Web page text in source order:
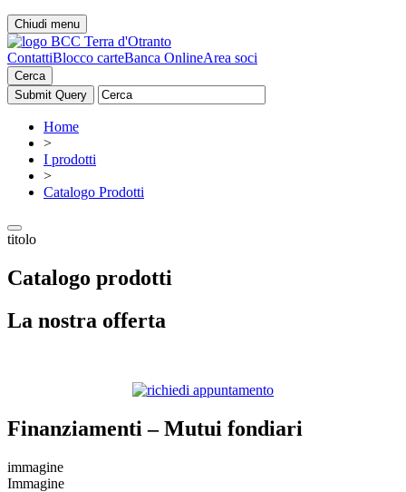
Chiudi menu
ContattiBlocco carteBanca OnlineArea soci
Cerca
Home
>
I prodotti
>
Catalogo Prodotti
titolo
Catalogo prodotti
La nostra offerta
Finanziamenti – Mutui fondiari
immagine
Immagine